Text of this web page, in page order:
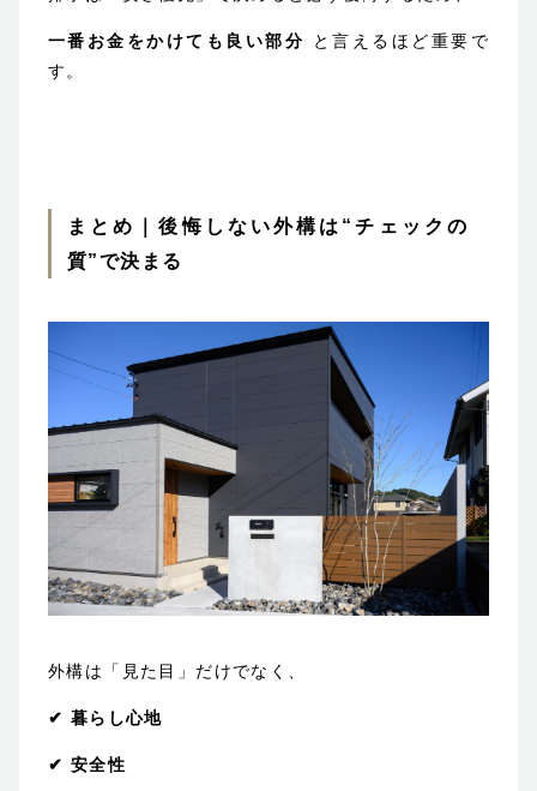
一番お金をかけても良い部分
と言えるほど重要で
す。
まとめ｜後悔しない外構は“チェックの
質”で決まる
外構は「見た目」だけでなく、
✔ 暮らし心地
✔ 安全性